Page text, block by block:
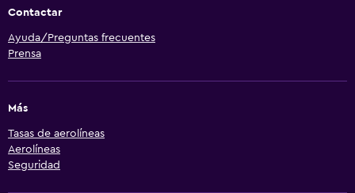
Contactar
Ayuda/Preguntas frecuentes
Prensa
Más
Tasas de aerolíneas
Aerolíneas
Seguridad